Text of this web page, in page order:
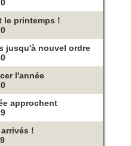
le printemps !
jusqu'à nouvel ordre
l'année
approchent
!